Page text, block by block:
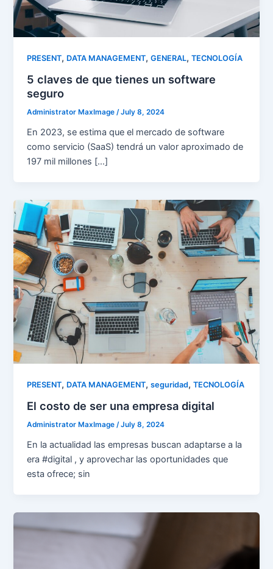
PRESENT, DATA MANAGEMENT,GENERAL,TECNOLOGÍA
5 claves de que tienes un software
seguro
Administrator MaxImage/July 8, 2024
En 2023, se estima que el mercado de software
como servicio (SaaS) tendrá un valor aproximado de
197 mil millones […]
PRESENT, DATA MANAGEMENT,seguridad,TECNOLOGÍA
El costo de ser una empresa digital
Administrator MaxImage/July 8, 2024
En la actualidad las empresas buscan adaptarse a la
era #digital , y aprovechar las oportunidades que
esta ofrece; sin